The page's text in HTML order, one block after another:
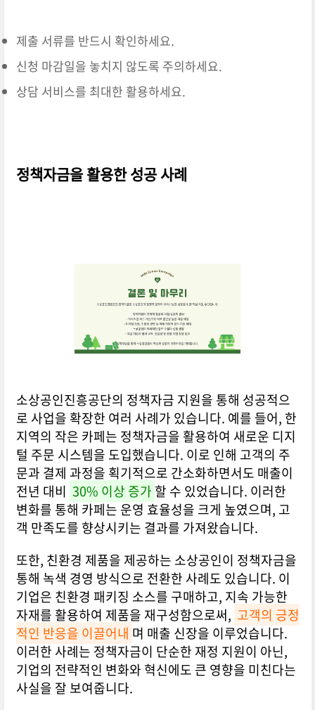
제출 서류를 반드시 확인하세요.
신청 마감일을 놓치지 않도록 주의하세요.
상담 서비스를 최대한 활용하세요.
정책자금을 활용한 성공 사례
소상공인진흥공단의 정책자금 지원을 통해 성공적으
로 사업을 확장한 여러 사례가 있습니다. 예를 들어, 한
지역의 작은 카페는 정책자금을 활용하여 새로운 디지
털 주문 시스템을 도입했습니다. 이로 인해 고객의 주
문과 결제 과정을 획기적으로 간소화하면서도 매출이
전년 대비 30% 이상 증가 할 수 있었습니다. 이러한
변화를 통해 카페는 운영 효율성을 크게 높였으며, 고
객 만족도를 향상시키는 결과를 가져왔습니다.
또한, 친환경 제품을 제공하는 소상공인이 정책자금을
통해 녹색 경영 방식으로 전환한 사례도 있습니다. 이
기업은 친환경 패키징 소스를 구매하고, 지속 가능한
자재를 활용하여 제품을 재구성함으로써, 고객의 긍정
적인 반응을 이끌어내 며 매출 신장을 이루었습니다.
이러한 사례는 정책자금이 단순한 재정 지원이 아닌,
기업의 전략적인 변화와 혁신에도 큰 영향을 미친다는
사실을 잘 보여줍니다.